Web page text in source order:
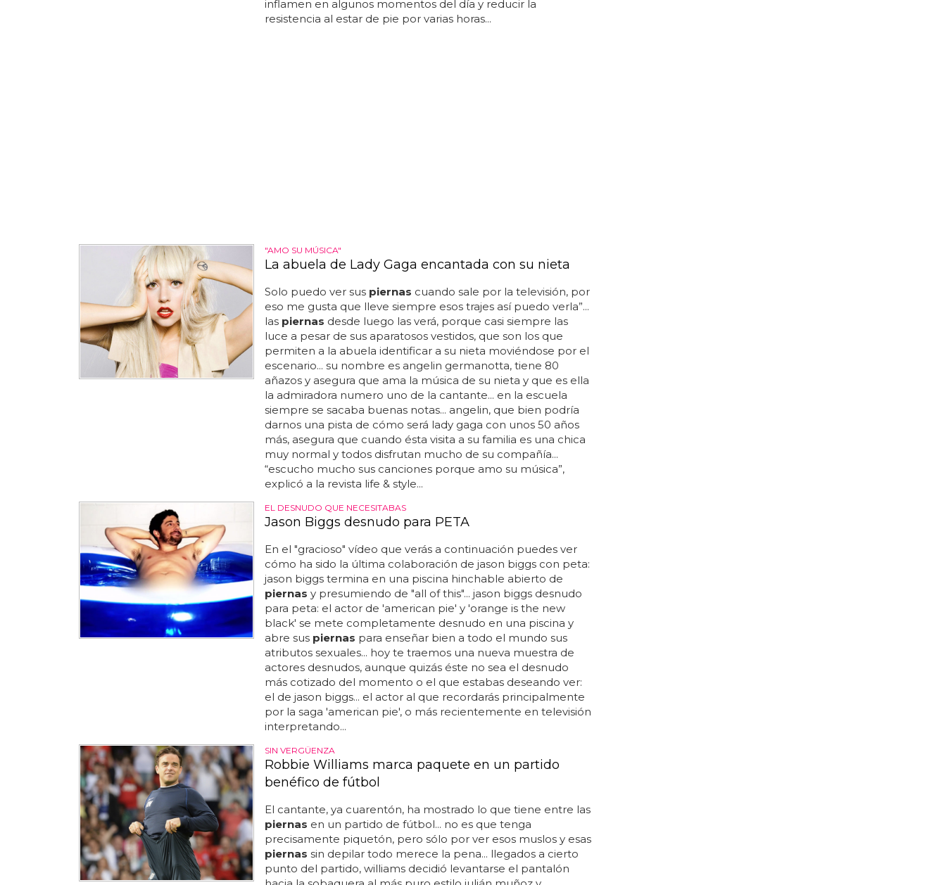
inflamen en algunos momentos del día y reducir la
resistencia al estar de pie por varias horas...
"AMO SU MÚSICA"
La abuela de Lady Gaga encantada con su nieta
Solo puedo ver sus piernas cuando sale por la televisión, por
eso me gusta que lleve siempre esos trajes así puedo verla”...
las piernas desde luego las verá, porque casi siempre las
luce a pesar de sus aparatosos vestidos, que son los que
permiten a la abuela identificar a su nieta moviéndose por el
escenario... su nombre es angelin germanotta, tiene 80
añazos y asegura que ama la música de su nieta y que es ella
la admiradora numero uno de la cantante... en la escuela
siempre se sacaba buenas notas... angelin, que bien podría
darnos una pista de cómo será lady gaga con unos 50 años
más, asegura que cuando ésta visita a su familia es una chica
muy normal y todos disfrutan mucho de su compañía...
“escucho mucho sus canciones porque amo su música”,
explicó a la revista life & style...
EL DESNUDO QUE NECESITABAS
Jason Biggs desnudo para PETA
En el "gracioso" vídeo que verás a continuación puedes ver
cómo ha sido la última colaboración de jason biggs con peta:
jason biggs termina en una piscina hinchable abierto de
piernas y presumiendo de "all of this"... jason biggs desnudo
para peta: el actor de 'american pie' y 'orange is the new
black' se mete completamente desnudo en una piscina y
abre sus piernas para enseñar bien a todo el mundo sus
atributos sexuales... hoy te traemos una nueva muestra de
actores desnudos, aunque quizás éste no sea el desnudo
más cotizado del momento o el que estabas deseando ver:
el de jason biggs... el actor al que recordarás principalmente
por la saga 'american pie', o más recientemente en televisión
interpretando...
SIN VERGÜENZA
Robbie Williams marca paquete en un partido
benéfico de fútbol
El cantante, ya cuarentón, ha mostrado lo que tiene entre las
piernas en un partido de fútbol... no es que tenga
precisamente piquetón, pero sólo por ver esos muslos y esas
piernas sin depilar todo merece la pena... llegados a cierto
punto del partido, williams decidió levantarse el pantalón